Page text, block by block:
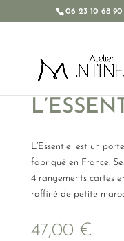
06 23 10 68 90
Porte-
L’Essentiel est un
fabriqué en France.
4 rangements cartes
raffiné de petite
47,00 €